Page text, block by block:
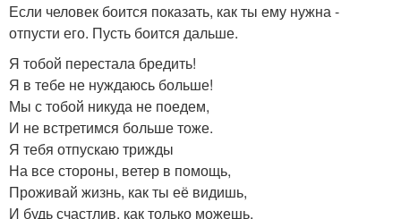
Если человек боится показать, как ты ему нужна -
отпусти его. Пусть боится дальше.
Я тобой перестала бредить!
Я в тебе не нуждаюсь больше!
Мы с тобой никуда не поедем,
И не встретимся больше тоже.
Я тебя отпускаю трижды
На все стороны, ветер в помощь,
Проживай жизнь, как ты её видишь,
И будь счастлив, как только можешь.